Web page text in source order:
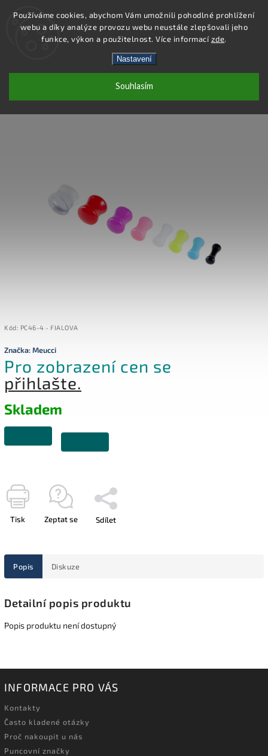
Používáme cookies, abychom Vám umožnili pohodlné prohlížení
webu a díky analýze provozu webu neustále zlepšovali jeho
funkce, výkon a použitelnost. Více informacízde.
Nastavení
Souhlasím
Hledat
PC46-4 - PIERCING PLUG - FIALOVÁ - 4
Kód: PC46-4 - FIALOVA
Značka:Meucci
Pro zobrazení cen se
přihlašte.
Skladem
Tisk Zeptat se Sdílet
Popis Diskuze
Detailní popis produktu
Popis produktu není dostupný
INFORMACE PRO VÁS
Kontakty
Často kladené otázky
Proč nakoupit u nás
Puncovní značky